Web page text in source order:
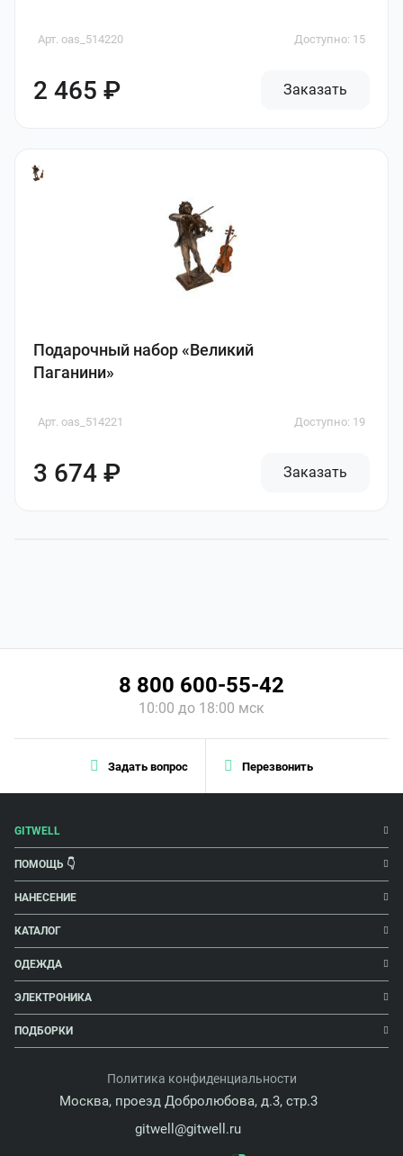
Арт. oas_514220 Доступно: 15
2 465 ₽ Заказать
Подарочный набор «Великий
Паганини»
Арт. oas_514221 Доступно: 19
3 674 ₽ Заказать
Задать вопрос Перезвонить
8 800 600-55-42
10:00 до 18:00 мск
GITWELL
ПОМОЩЬ 👇
НАНЕСЕНИЕ
КАТАЛОГ
ОДЕЖДА
ЭЛЕКТРОНИКА
ПОДБОРКИ
Политика конфиденциальности
Москва, проезд Добролюбова, д.3, стр.3
gitwell@gitwell.ru